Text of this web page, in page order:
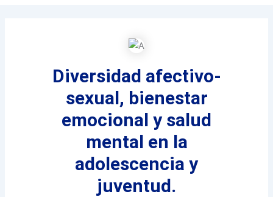
Diversidad afectivo-
sexual, bienestar
emocional y salud
mental en la
adolescencia y
juventud.